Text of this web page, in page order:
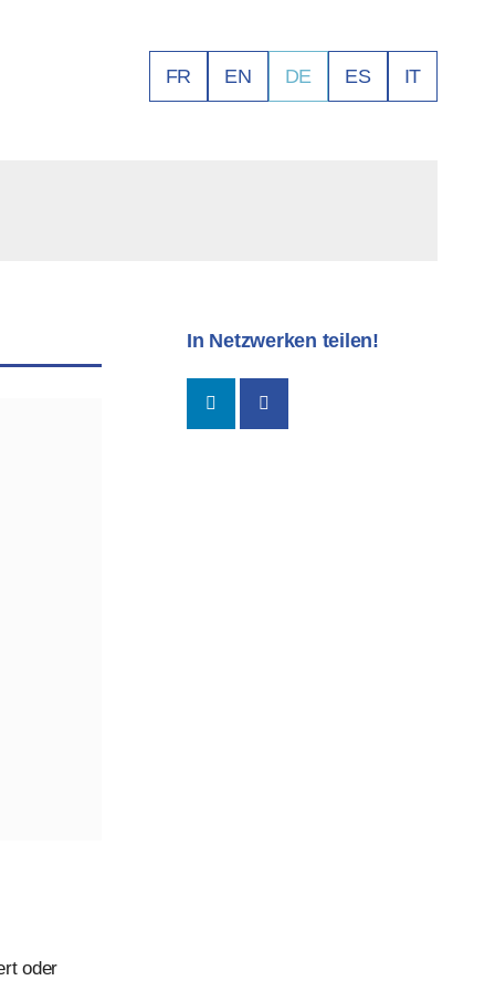
FR EN DE ES IT
oder
In Netzwerken teilen!